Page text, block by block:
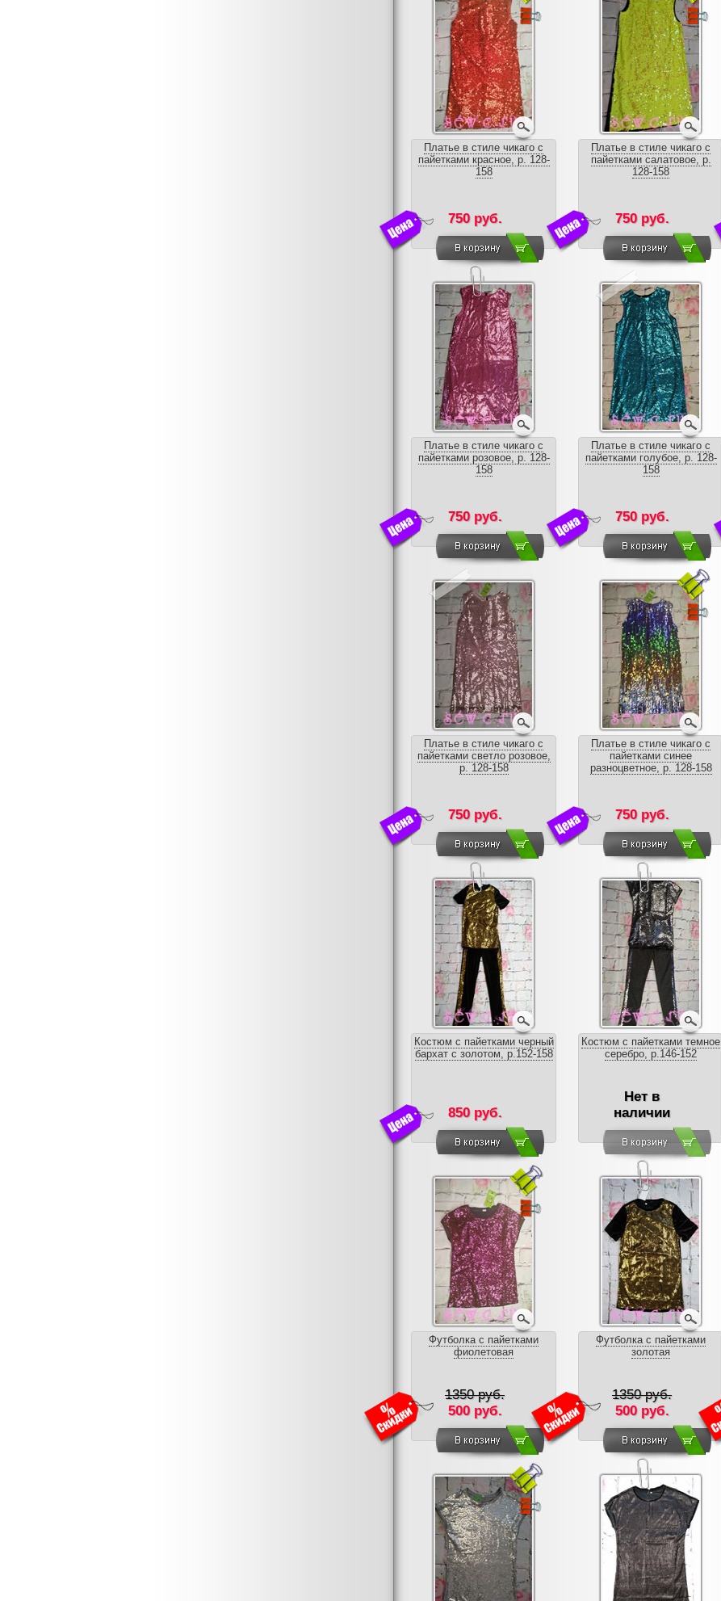
Платье в стиле чикаго с
пайетками красное, р. 128-
158
750 руб.
Платье в стиле чикаго с
пайетками салатовое, р.
128-158
750 руб.
Платье в стиле чикаго с
пайетками розовое, р. 128-
158
750 руб.
Платье в стиле чикаго с
пайетками голубое, р. 128-
158
750 руб.
Платье в стиле чикаго с
пайетками светло розовое,
р. 128-158
750 руб.
Платье в стиле чикаго с
пайетками синее
разноцветное, р. 128-158
750 руб.
Костюм с пайетками черный
бархат с золотом, р.152-158
850 руб.
Костюм с пайетками темное
серебро, р.146-152
Нет в
наличии
Футболка с пайетками
фиолетовая
1350 руб.
500 руб.
Футболка с пайетками
золотая
1350 руб.
500 руб.